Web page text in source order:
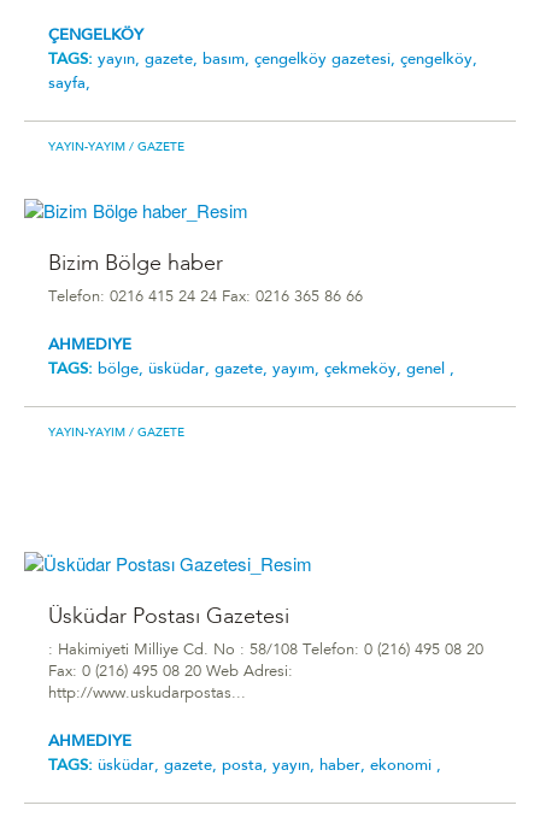
ÇENGELKÖY
TAGS: yayın, gazete, basım, çengelköy gazetesi, çengelköy,
sayfa,
YAYIN-YAYIM / GAZETE
Bizim Bölge haber
Telefon: 0216 415 24 24 Fax: 0216 365 86 66
AHMEDIYE
TAGS: bölge, üsküdar, gazete, yayım, çekmeköy, genel ,
YAYIN-YAYIM / GAZETE
Üsküdar Postası Gazetesi
: Hakimiyeti Milliye Cd. No : 58/108 Telefon: 0 (216) 495 08 20
Fax: 0 (216) 495 08 20 Web Adresi:
http://www.uskudarpostas...
AHMEDIYE
TAGS: üsküdar, gazete, posta, yayın, haber, ekonomi ,